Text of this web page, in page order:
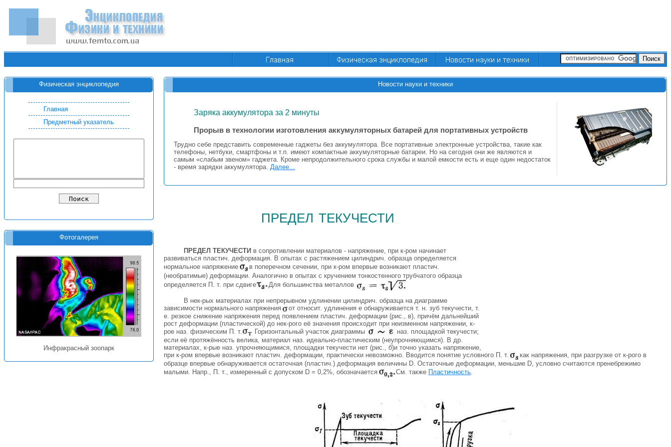
Физическая энциклопедия
Главная
Предметный указатель
Фотогалерея
Инфракрасный зоопарк
Новости науки и техники
Заряка аккумулятора за 2 минуты
Прорыв в технологии изготовления аккумуляторных батарей для портативных устройств
Трудно себе представить современные гаджеты без аккумулятора. Все портативные электронные устройства, такие как
телефоны, нетбуки, смартфоны и т.п. имеют компактные аккумуляторные батареи. Но на сегодня они же являются и
самым «слабым звеном» гаджета. Кроме непродолжительного срока службы и малой емкости есть и еще один недостаток
- время зарядки аккумулятора. Далее...
предел текучести
ПРЕДЕЛ ТЕКУЧЕСТИ в сопротивлении материалов - напряжение, при к-ром начинает
развиваться пластич. деформация. В опытах с растяжением цилиндрич. образца определяется
нормальное напряжение
в поперечном сечении, при к-ром впервые возникают пластич.
(необратимые) деформации. Аналогично в опытах с кручением тонкостенного трубчатого образца
определяется П. т. при сдвиге
Для большинства металлов
В нек-рых материалах при непрерывном удлинении цилиндрич. образца на диаграмме
зависимости нормального напряжения
от относит. удлинения e обнаруживается т. н. зуб текучести, т.
е. резкое снижение напряжения перед появлением пластич. деформации (рис., в), причём дальнейший
рост деформации (пластической) до нек-рого её значения происходит при неизменном напряжении, к-
рое наз. физическим П. т.
Горизонтальный участок диаграммы
наз. площадкой текучести;
если её протяжённость велика, материал наз. идеально-пластическим (неупрочняющимся). В др.
материалах, к-рые наз. упрочняющимися, площадки текучести нет (рис., б)и точно указать напряжение,
при к-ром впервые возникают пластич. деформации, практически невозможно. Вводится понятие условного П. т.
как напряжения, при разгрузке от к-рого в
образце впервые обнаруживается остаточная (пластич.) деформация величины D. Остаточные деформации, меньшие D, условно считаются пренебрежимо
малыми. Напр., П. т., измеренный с допуском D = 0,2%, обозначается
См. также Пластичность.